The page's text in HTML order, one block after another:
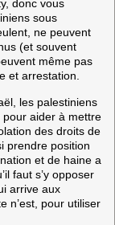
donc vous
sous
ne peuvent
(et souvent
même pas
et arrestation.
les palestiniens
aider à mettre
des droits de
prendre position
et de haine a
faut s’y opposer
arrive aux
n’est, pour utiliser